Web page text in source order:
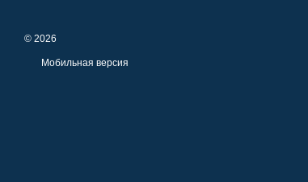
© 2026
Мобильная версия